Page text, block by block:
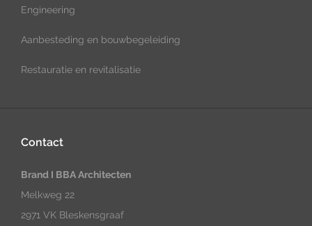
Engineering
Aanbesteding en bouwbegeleiding
Restauratie en revitalisatie
Contact
Brand I BBA Architecten
Melkweg 22
2971 VK Bleskensgraaf